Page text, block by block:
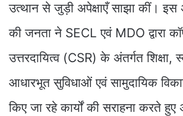
उत्थान से जुड़ी अपेक्षाएँ साझा कीं। इस
की जनता ने SECL एवं MDO द्वारा
उत्तरदायित्व (CSR) के अंतर्गत शिक्षा,
आधारभूत सुविधाओं एवं सामुदायिक
किए जा रहे कार्यों की सराहना करते